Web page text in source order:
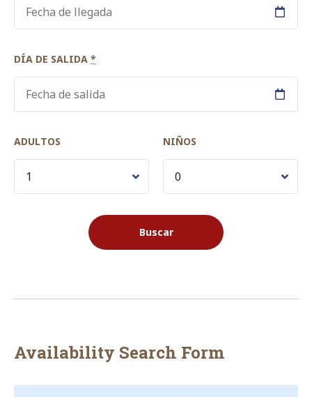
DÍA DE SALIDA *
ADULTOS NIÑOS
Availability Search Form